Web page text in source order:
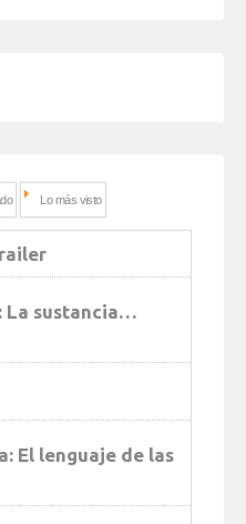
Lo más visto
La sustancia…
El lenguaje de las